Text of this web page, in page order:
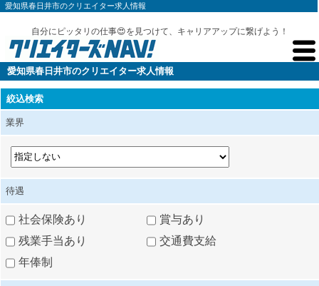
愛知県春日井市のクリエイター求人情報
自分にピッタリの仕事😍を見つけて、キャリアアップに繋げよう！
愛知県春日井市のクリエイター求人情報
絞込検索
業界
待遇
社会保険あり
賞与あり
残業手当あり
交通費支給
年俸制